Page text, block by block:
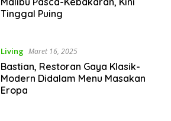
Tinggal Puing
Living Maret 16, 2025
Bastian, Restoran Gaya Klasik-
Modern Didalam Menu Masakan
Eropa